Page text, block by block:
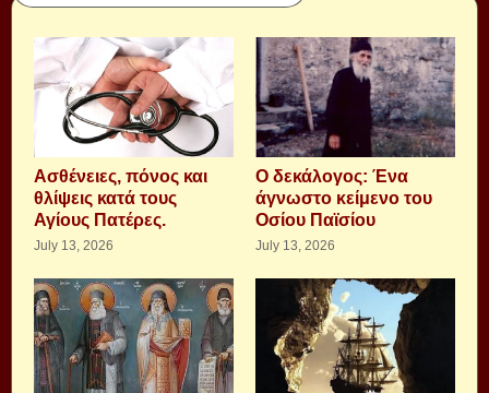
Aσθένειες, πόνος και
θλίψεις κατά τους
Αγίους Πατέρες.
July 13, 2026
Ο δεκάλογος: Ένα
άγνωστο κείμενο του
Οσίου Παϊσίου
July 13, 2026